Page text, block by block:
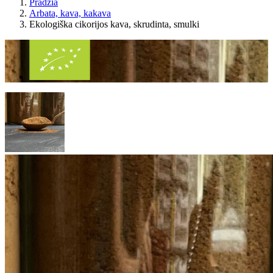
Pradžia
Arbata, kava, kakava
Ekologiška cikorijos kava, skrudinta, smulki